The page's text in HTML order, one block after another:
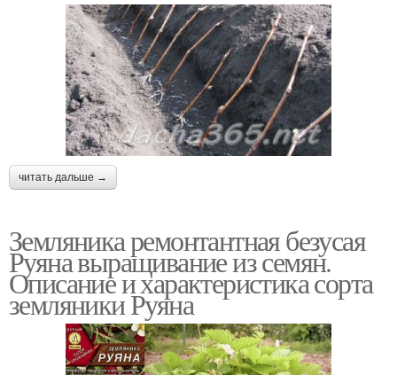
читать дальше →
Земляника ремонтантная безусая
Руяна выращивание из семян.
Описание и характеристика сорта
земляники Руяна